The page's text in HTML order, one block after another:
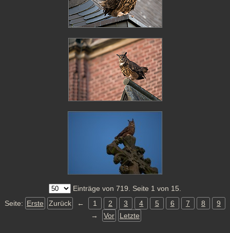
Einträge von 719. Seite 1 von 15.
Seite: Erste Zurück ← 1 2 3 4 5 6 7 8
9
→
Vor Letzte